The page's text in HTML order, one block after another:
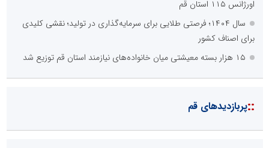
اورژانس ۱۱۵ استان قم
سال ۱۴۰۴؛ فرصتی طلایی برای سرمایه‌گذاری در تولید؛ نقشی کلیدی
برای اصناف کشور
۱۵ هزار بسته معیشتی میان خانواده‌های نیازمند استان قم توزیع شد
::پربازدیدهای قم